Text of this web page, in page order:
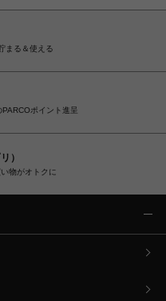
まる＆使える
ポイント進呈
）
物がオトクに